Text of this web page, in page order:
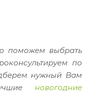
поможем выбрать
по
нужный Вам
новогодние